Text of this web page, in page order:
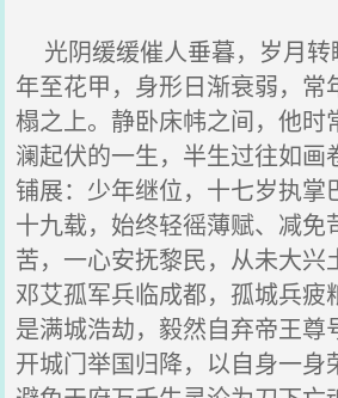
光阴缓缓催人垂暮，岁月转
年至花甲，身形日渐衰弱，常
榻之上。静卧床帏之间，他时
澜起伏的一生，半生过往如画
铺展：少年继位，十七岁执掌
十九载，始终轻徭薄赋、减免
苦，一心安抚黎民，从未大兴
邓艾孤军兵临成都，孤城兵疲
是满城浩劫，毅然自弃帝王尊
开城门举国归降，以自身一身